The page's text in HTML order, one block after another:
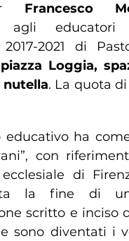
Francesco
agli
2021 di
Loggia,
nutella. La quota
educativo ha
con
di
la fine di
scritto e inciso
sono diventati i